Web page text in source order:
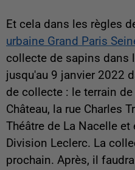
Et cela dans les règles
urbaine Grand Paris
collecte de sapins dans
jusqu'au 9 janvier 2022
de collecte : le terrain
Château, la rue Charles
Théâtre de La Nacelle
Division Leclerc. La
prochain. Après, il